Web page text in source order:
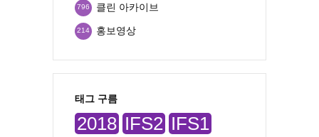
클린 아카이브
796
홍보영상
214
태그 구름
2018 IFS2 IFS1